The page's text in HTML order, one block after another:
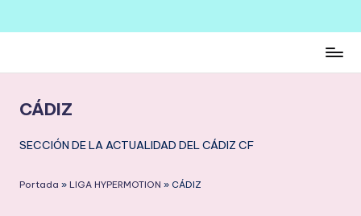
Saltar
contenido
CÁDIZ
SECCIÓN DE LA ACTUALIDAD DEL CÁDIZ CF
Portada » LIGA HYPERMOTION » CÁDIZ